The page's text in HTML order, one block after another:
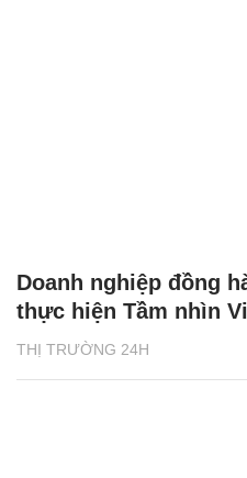
THỊ TRƯỜNG 24H
Doanh nghiệp đồng
thực hiện Tầm nhìn